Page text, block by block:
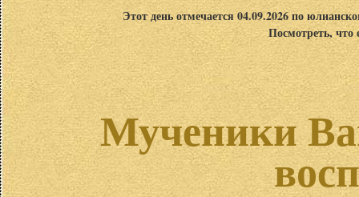
Этот день отмечается 04.09.2026 по
Посмотреть,
Мученики